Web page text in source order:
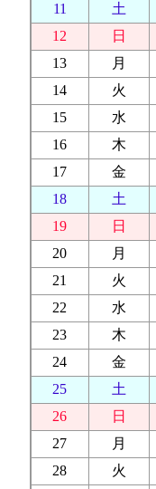
11
土
12
日
13
月
14
火
15
水
16
木
17
金
18
土
19
日
20
月
21
火
22
水
23
木
24
金
25
土
26
日
27
月
28
火